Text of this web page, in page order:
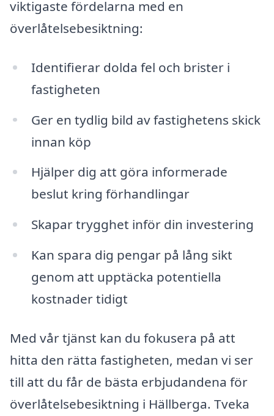
viktigaste fördelarna med en
överlåtelsebesiktning:
Identifierar dolda fel och brister i
fastigheten
Ger en tydlig bild av fastighetens skick
innan köp
Hjälper dig att göra informerade
beslut kring förhandlingar
Skapar trygghet inför din investering
Kan spara dig pengar på lång sikt
genom att upptäcka potentiella
kostnader tidigt
Med vår tjänst kan du fokusera på att
hitta den rätta fastigheten, medan vi ser
till att du får de bästa erbjudandena för
överlåtelsebesiktning i Hällberga. Tveka